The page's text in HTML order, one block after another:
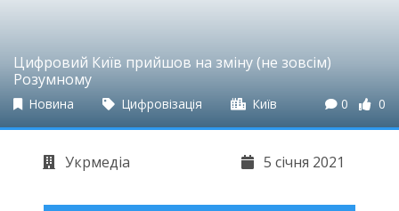
Цифровий Київ прийшов на зміну (не зовсім)
Розумному
Новина Цифровізація Київ 0 0
Укрмедіа 5 січня 2021